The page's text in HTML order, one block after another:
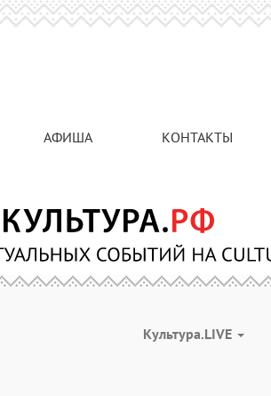
АФИША КОНТАКТЫ
Культура.LIVE